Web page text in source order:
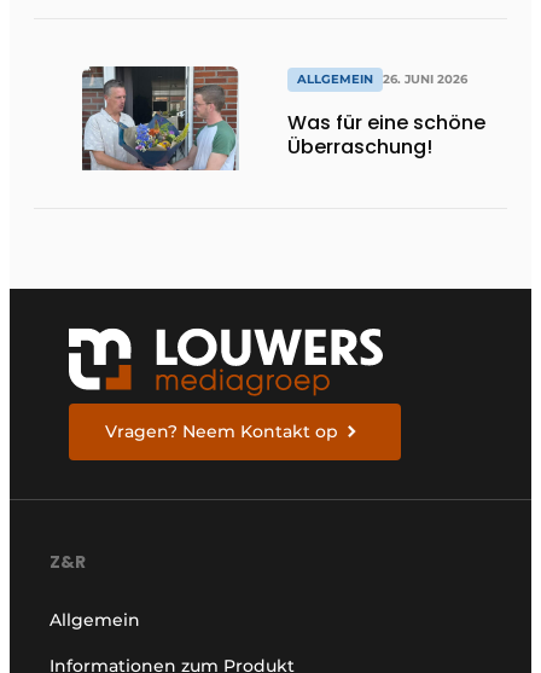
ALLGEMEIN 26. JUNI 2026
Was für eine schöne
Überraschung!
Vragen? Neem Kontakt op
Z&R
Allgemein
Informationen zum Produkt